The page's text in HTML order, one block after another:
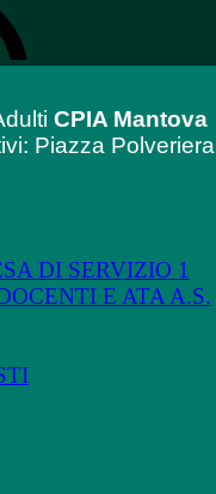
CPIA Mantova
Piazza
DI SERVIZIO 1
E ATA A.S.